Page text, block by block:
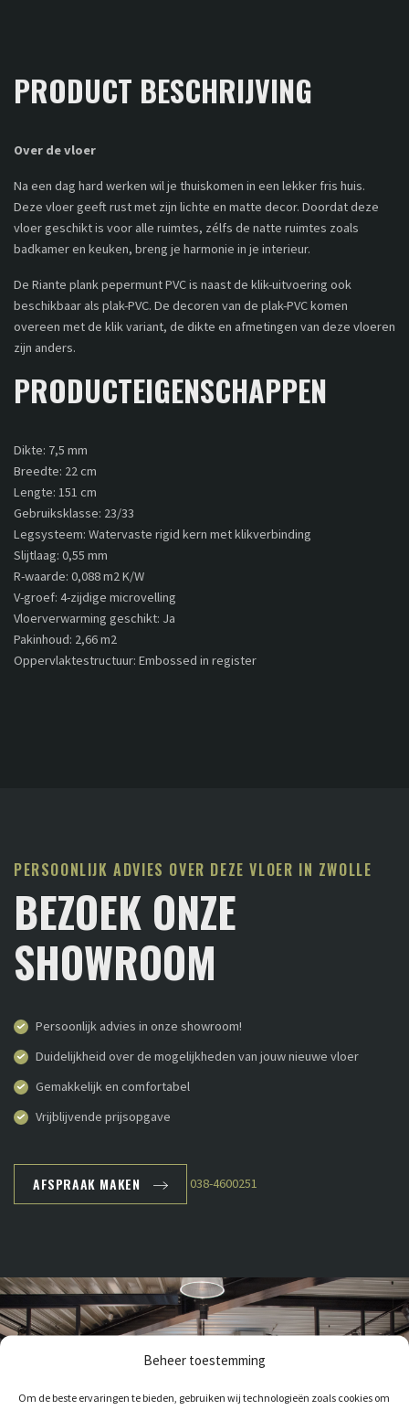
Beheer toestemming
Om de beste ervaringen te bieden, gebruiken wij technologieën zoals cookies om
PRODUCT BESCHRIJVING
Over de vloer
Na een dag hard werken wil je thuiskomen in een lekker fris huis.
Deze vloer geeft rust met zijn lichte en matte decor. Doordat deze
vloer geschikt is voor alle ruimtes, zélfs de natte ruimtes zoals
badkamer en keuken, breng je harmonie in je interieur.
De Riante plank pepermunt PVC is naast de klik-uitvoering ook
beschikbaar als plak-PVC. De decoren van de plak-PVC komen
overeen met de klik variant, de dikte en afmetingen van deze vloeren
zijn anders.
PRODUCTEIGENSCHAPPEN
Dikte: 7,5 mm
Breedte: 22 cm
Lengte: 151 cm
Gebruiksklasse: 23/33
Legsysteem: Watervaste rigid kern met klikverbinding
Slijtlaag: 0,55 mm
R-waarde: 0,088 m2 K/W
V-groef: 4-zijdige microvelling
Vloerverwarming geschikt: Ja
Pakinhoud: 2,66 m2
Oppervlaktestructuur: Embossed in register
PERSOONLIJK ADVIES OVER DEZE VLOER IN ZWOLLE
BEZOEK ONZE
SHOWROOM
Persoonlijk advies in onze showroom!
Duidelijkheid over de mogelijkheden van jouw nieuwe vloer
Gemakkelijk en comfortabel
Vrijblijvende prijsopgave
AFSPRAAK MAKEN 038-4600251